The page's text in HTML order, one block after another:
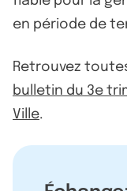
en période de
Retrouvez
bulletin du 3e
Ville.